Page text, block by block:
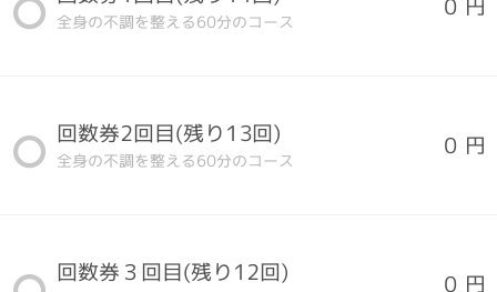
全身の不調を整える60分のコース
0 円
回数券2回目(残り13回)
全身の不調を整える60分のコース
0 円
回数券３回目(残り12回) 0 円